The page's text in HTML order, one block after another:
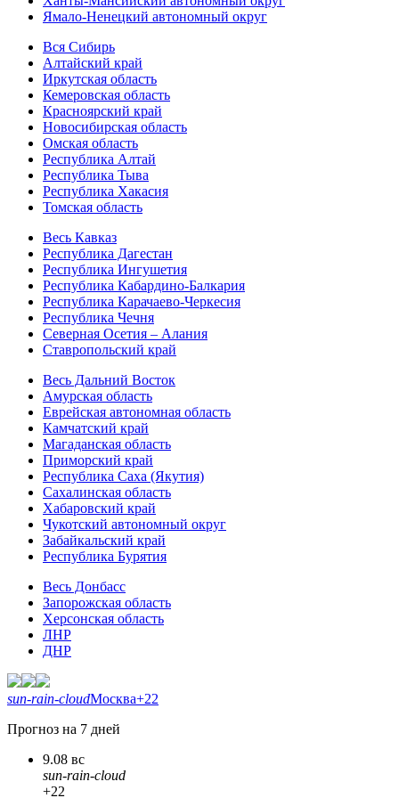
Ямало-Ненецкий автономный округ
Вся Сибирь
Алтайский край
Иркутская область
Кемеровская область
Красноярский край
Новосибирская область
Омская область
Республика Алтай
Республика Тыва
Республика Хакасия
Томская область
Весь Кавказ
Республика Дагестан
Республика Ингушетия
Республика Кабардино-Балкария
Республика Карачаево-Черкесия
Республика Чечня
Северная Осетия – Алания
Ставропольский край
Весь Дальний Восток
Амурская область
Еврейская автономная область
Камчатский край
Магаданская область
Приморский край
Республика Саха (Якутия)
Сахалинская область
Хабаровский край
Чукотский автономный округ
Забайкальский край
Республика Бурятия
Весь Донбасс
Запорожская область
Херсонская область
ЛНР
ДНР
sun-rain-cloudМосква+22
Прогноз на 7 дней
9.08 вс
sun-rain-cloud
+22